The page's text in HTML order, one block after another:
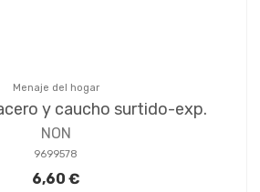
Menaje del hogar
y caucho surtido-exp.
NON
9699578
6,60 €